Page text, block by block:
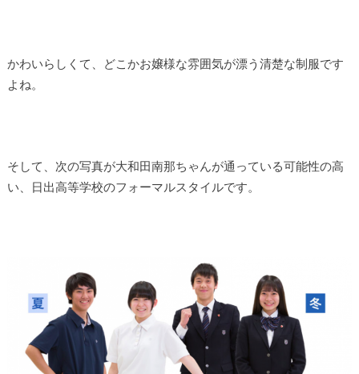
かわいらしくて、どこかお嬢様な雰囲気が漂う清楚な制服です
よね。
そして、次の写真が大和田南那ちゃんが通っている可能性の高
い、日出高等学校のフォーマルスタイルです。